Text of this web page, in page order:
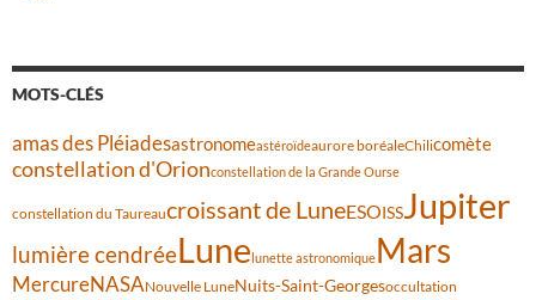
MOTS-CLÉS
amas des Pléiadesastronomeastéroïdeaurore boréaleChilicomète
constellation d'Orionconstellation de la Grande Ourse
constellation du Taureaucroissant de LuneESOISSJupiter
lumière cendréeLune lunette astronomiqueMars
MercureNASANouvelle LuneNuits-Saint-Georgesoccultation